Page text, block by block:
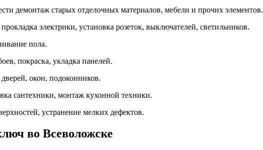
демонтаж старых отделочных материалов, мебели и прочих элементов.
электрики, установка розеток, выключателей, светильников.
пола.
покраска, укладка панелей.
окон, подоконников.
сантехники, монтаж кухонной техники.
устранение мелких дефектов.
во Всеволожске